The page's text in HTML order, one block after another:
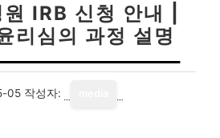
IRB 신청 안내 |
리심의 과정 설명
05 작성자: